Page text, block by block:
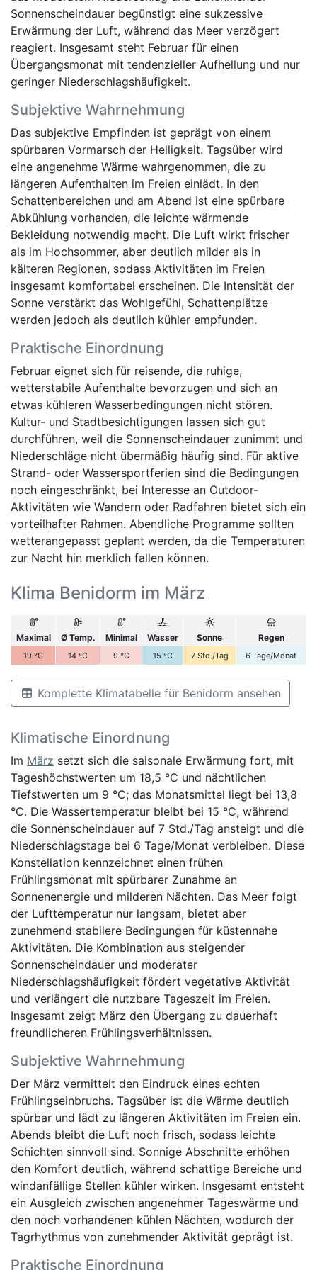
Sonnenscheindauer begünstigt eine sukzessive
Erwärmung der Luft, während das Meer verzögert
reagiert. Insgesamt steht Februar für einen
Übergangsmonat mit tendenzieller Aufhellung und nur
geringer Niederschlagshäufigkeit.
Subjektive Wahrnehmung
Das subjektive Empfinden ist geprägt von einem
spürbaren Vormarsch der Helligkeit. Tagsüber wird
eine angenehme Wärme wahrgenommen, die zu
längeren Aufenthalten im Freien einlädt. In den
Schattenbereichen und am Abend ist eine spürbare
Abkühlung vorhanden, die leichte wärmende
Bekleidung notwendig macht. Die Luft wirkt frischer
als im Hochsommer, aber deutlich milder als in
kälteren Regionen, sodass Aktivitäten im Freien
insgesamt komfortabel erscheinen. Die Intensität der
Sonne verstärkt das Wohlgefühl, Schattenplätze
werden jedoch als deutlich kühler empfunden.
Praktische Einordnung
Februar eignet sich für reisende, die ruhige,
wetterstabile Aufenthalte bevorzugen und sich an
etwas kühleren Wasserbedingungen nicht stören.
Kultur- und Stadtbesichtigungen lassen sich gut
durchführen, weil die Sonnenscheindauer zunimmt und
Niederschläge nicht übermäßig häufig sind. Für aktive
Strand- oder Wassersportferien sind die Bedingungen
noch eingeschränkt, bei Interesse an Outdoor-
Aktivitäten wie Wandern oder Radfahren bietet sich ein
vorteilhafter Rahmen. Abendliche Programme sollten
wetterangepasst geplant werden, da die Temperaturen
zur Nacht hin merklich fallen können.
Klima Benidorm im März
Maximal Ø Temp. Minimal Wasser Sonne Regen
19 °C 14 °C 9 °C 15 °C 7 Std./Tag 6 Tage/Monat
Komplette Klimatabelle für Benidorm ansehen
Klimatische Einordnung
Im März setzt sich die saisonale Erwärmung fort, mit
Tageshöchstwerten um 18,5 °C und nächtlichen
Tiefstwerten um 9 °C; das Monatsmittel liegt bei 13,8
°C. Die Wassertemperatur bleibt bei 15 °C, während
die Sonnenscheindauer auf 7 Std./Tag ansteigt und die
Niederschlagstage bei 6 Tage/Monat verbleiben. Diese
Konstellation kennzeichnet einen frühen
Frühlingsmonat mit spürbarer Zunahme an
Sonnenenergie und milderen Nächten. Das Meer folgt
der Lufttemperatur nur langsam, bietet aber
zunehmend stabilere Bedingungen für küstennahe
Aktivitäten. Die Kombination aus steigender
Sonnenscheindauer und moderater
Niederschlagshäufigkeit fördert vegetative Aktivität
und verlängert die nutzbare Tageszeit im Freien.
Insgesamt zeigt März den Übergang zu dauerhaft
freundlicheren Frühlingsverhältnissen.
Subjektive Wahrnehmung
Der März vermittelt den Eindruck eines echten
Frühlingseinbruchs. Tagsüber ist die Wärme deutlich
spürbar und lädt zu längeren Aktivitäten im Freien ein.
Abends bleibt die Luft noch frisch, sodass leichte
Schichten sinnvoll sind. Sonnige Abschnitte erhöhen
den Komfort deutlich, während schattige Bereiche und
windanfällige Stellen kühler wirken. Insgesamt entsteht
ein Ausgleich zwischen angenehmer Tageswärme und
den noch vorhandenen kühlen Nächten, wodurch der
Tagrhythmus von zunehmender Aktivität geprägt ist.
Praktische Einordnung